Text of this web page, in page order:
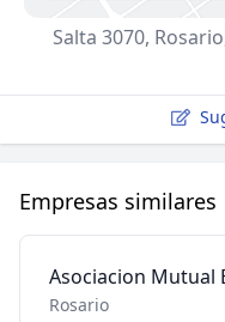
Salta 3070,
Empresas similares
Asociacion Mutual
Rosario